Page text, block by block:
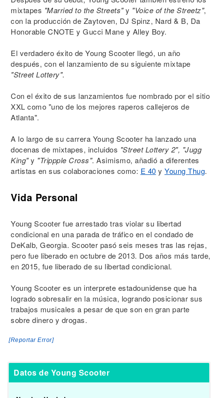
mixtapes "Married to the Streets"y "Voice of the Streetz",
con la producción de Zaytoven, DJ Spinz, Nard & B, Da
Honorable CNOTE y Gucci Mane y Alley Boy.
El verdadero éxito de Young Scooter llegó, un año
después, con el lanzamiento de su siguiente mixtape
"Street Lottery".
Con el éxito de sus lanzamientos fue nombrado por el sitio
XXL como "uno de los mejores raperos callejeros de
Atlanta".
A lo largo de su carrera Young Scooter ha lanzado una
docenas de mixtapes, incluidos "Street Lottery 2", "Jugg
King"y "Trippple Cross". Asimismo, añadió a diferentes
artistas en sus colaboraciones como: E 40 y Young Thug.
Vida Personal
Young Scooter fue arrestado tras violar su libertad
condicional en una parada de tráfico en el condado de
DeKalb, Georgia. Scooter pasó seis meses tras las rejas,
pero fue liberado en octubre de 2013. Dos años más tarde,
en 2015, fue liberado de su libertad condicional.
Young Scooter es un interprete estadounidense que ha
logrado sobresalir en la música, logrando posicionar sus
trabajos musicales a pesar de que son en gran parte
sobre dinero y drogas.
[Reportar Error]
Datos de Young Scooter